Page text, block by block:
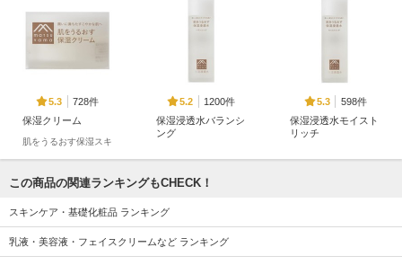
5.3
728件
保湿クリーム
肌をうるおす保湿スキ
5.2
1200件
保湿浸透水バランシ
ング
5.3
598件
保湿浸透水モイスト
リッチ
この商品の関連ランキングもCHECK！
スキンケア・基礎化粧品 ランキング
乳液・美容液・フェイスクリームなど ランキング